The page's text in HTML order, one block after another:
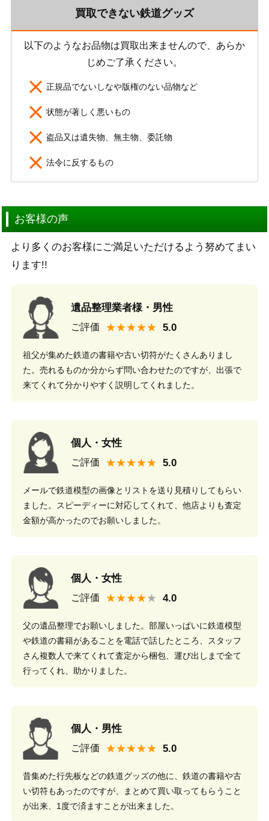
買取できない鉄道グッズ
以下のようなお品物は買取出来ませんので、あらか
じめご了承ください。
正規品でないしなや版権のない品物など
状態が著しく悪いもの
盗品又は遺失物、無主物、委託物
法令に反するもの
お客様の声
より多くのお客様にご満足いただけるよう努めてまい
ります!!
遺品整理業者様・男性
ご評価 ★★★★★
祖父が集めた鉄道の書籍や古い切符がたくさんありまし
た。売れるものか分からず問い合わせたのですが、出張で
来てくれて分かりやすく説明してくれました。
個人・女性
ご評価 ★★★★★
メールで鉄道模型の画像とリストを送り見積りしてもらい
ました。スピーディーに対応してくれて、他店よりも査定
金額が高かったのでお願いしました。
個人・女性
ご評価 ★★★★
父の遺品整理でお願いしました。部屋いっぱいに鉄道模型
や鉄道の書籍があることを電話で話したところ、スタッフ
さん複数人で来てくれて査定から梱包、運び出しまで全て
行ってくれ、助かりました。
個人・男性
ご評価 ★★★★★
昔集めた行先板などの鉄道グッズの他に、鉄道の書籍や古
い切符もあったのですが、まとめて買い取ってもらうこと
が出来、1度で済ますことが出来ました。